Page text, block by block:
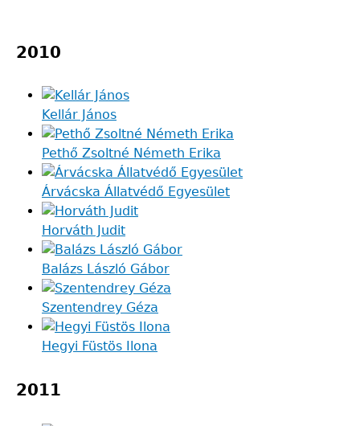
to
2010
Kellár János
Pethő Zsoltné Németh Erika
Árvácska Állatvédő Egyesület
Horváth Judit
Balázs László Gábor
Szentendrey Géza
Hegyi Füstös Ilona
2011